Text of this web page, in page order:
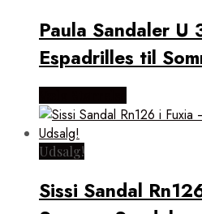
Paula Sandaler
Espadrilles til
Udsalg!
Sissi Sandal